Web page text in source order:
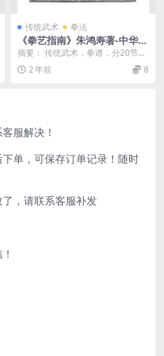
传统武术 拳法
《拳艺指南》朱鸿寿著-中华书
局-民国19[1930]-拳艺指南下
载
摘要： 传统武术，拳谱，分20节，
介绍各种拳术，如顺抓全，顺拴
拳、四抓手、三切手...
2 年前 8
服解决！
下单，可保存订单记录！随时
，请联系客服补发